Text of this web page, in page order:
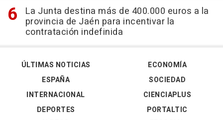
La Junta destina más de 400.000 euros a la
provincia de Jaén para incentivar la
contratación indefinida
ÚLTIMAS NOTICIAS
ESPAÑA
INTERNACIONAL
DEPORTES
ECONOMÍA
SOCIEDAD
CIENCIAPLUS
PORTALTIC